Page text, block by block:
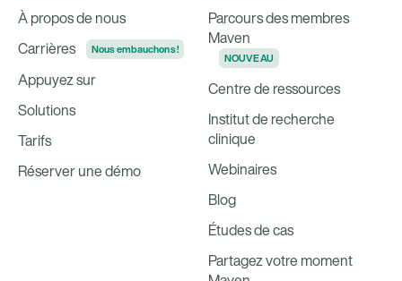
À propos de nous
Carrières
Nous embauchons !
Appuyez sur
Solutions
Tarifs
Réserver une démo
Parcours des membres
Maven
NOUVEAU
Centre de ressources
Institut de recherche
clinique
Webinaires
Blog
Études de cas
Partagez votre moment